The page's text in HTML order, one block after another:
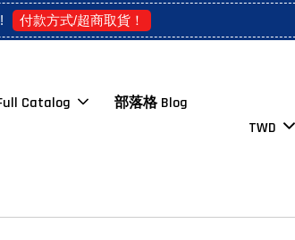
付款方式/超商取貨！
Catalog 部落格 Blog